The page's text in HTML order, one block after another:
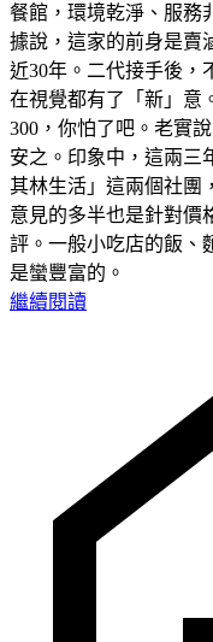
餐館，環境乾淨、服務
據說，這家的前身是賣
近30年。二代接手後，
在視覺都有了「新」意
300，你怕了吧。老實
安之。印象中，這兩三
其林生活」這兩個社團
意見的多半也是針對價
評。一般小吃店的飯、
是蠻豐富的。
繼續閱讀